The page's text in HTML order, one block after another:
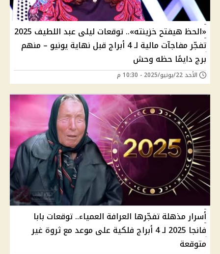
«الحظ هيفتح خزينته».. توقعات ليلى عبد اللطيف 2025
تفجّر مفاجآت مالية لـ 4 أبراج قبل نهاية يونيو – منهم
برج دايمًا حظه وحش
الأحد 22/يونيو/2025 - 10:30 م
أسرار مذهلة تفجّرها العرافة العمياء.. توقعات بابا
فانجا 2025 لـ 4 أبراج فلكية على موعد مع ثروة غير
متوقعة